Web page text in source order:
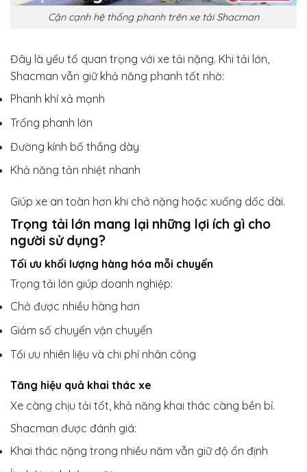
Cận cạnh hệ thống phanh trên xe tải Shacman
Đây là yếu tố quan trọng với xe tải nặng. Khi tải lớn,
Shacman vẫn giữ khả năng phanh tốt nhờ:
Phanh khí xả mạnh
Trống phanh lớn
Đường kính bố thắng dày
Khả năng tản nhiệt nhanh
Giúp xe an toàn hơn khi chở nặng hoặc xuống dốc dài.
Trọng tải lớn mang lại những lợi ích gì cho
người sử dụng?
Tối ưu khối lượng hàng hóa mỗi chuyến
Trọng tải lớn giúp doanh nghiệp:
Chở được nhiều hàng hơn
Giảm số chuyến vận chuyển
Tối ưu nhiên liệu và chi phí nhân công
Tăng hiệu quả khai thác xe
Xe càng chịu tải tốt, khả năng khai thác càng bền bỉ.
Shacman được đánh giá:
Khai thác nặng trong nhiều năm vẫn giữ độ ổn định